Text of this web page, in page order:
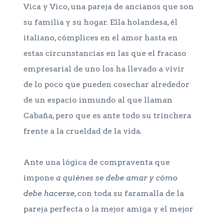
Vica y Vico, una pareja de ancianos que son
su familia y su hogar. Ella holandesa, él
italiano, cómplices en el amor hasta en
estas circunstancias en las que el fracaso
empresarial de uno los ha llevado a vivir
de lo poco que pueden cosechar alrededor
de un espacio inmundo al que llaman
Cabaña, pero que es ante todo su trinchera
frente a la crueldad de la vida.
Ante una lógica de compraventa que
impone a quiénes se debe amar y cómo
debe hacerse, con toda su faramalla de la
pareja perfecta o la mejor amiga y el mejor